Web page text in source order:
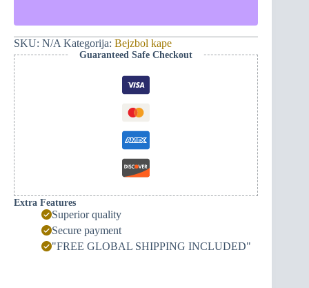
izvezenim
motivima
-
Mapa
Crne
Gore
(crvena)
količina
SKU: N/A Kategorija: Bejzbol kape
Guaranteed Safe Checkout
Extra Features
Superior quality
Secure payment
"FREE GLOBAL SHIPPING INCLUDED"